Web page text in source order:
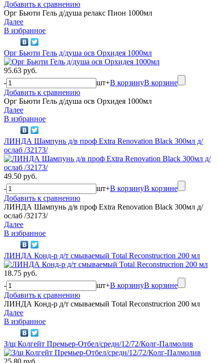
Добавить к сравнению
Орг Бьюти Гель д/душа релакс Пион 1000мл
Далее
В избранное
Орг Бьюти Гель д/душа осв Орхидея 1000мл
95.63 руб.
-
шт+В корзинуВ корзине
Добавить к сравнению
Орг Бьюти Гель д/душа осв Орхидея 1000мл
Далее
В избранное
ЛИНДА Шампунь д/в проф Extra Renovation Black 300мл д/
ослаб /32173/
49.50 руб.
-
шт+В корзинуВ корзине
Добавить к сравнению
ЛИНДА Шампунь д/в проф Extra Renovation Black 300мл д/
ослаб /32173/
Далее
В избранное
ЛИНДА Конд-р д/т смываемый Total Reconstrucrion 200 мл
18.75 руб.
-
шт+В корзинуВ корзине
Добавить к сравнению
ЛИНДА Конд-р д/т смываемый Total Reconstrucrion 200 мл
Далее
В избранное
З/щ Колгейт Премьер-Отбел/средн/12/72/Колг-Палмолив
25.80 руб.